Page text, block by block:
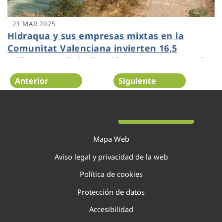
21 MAR 2025
Hidraqua y sus empresas mixtas en la
Comunitat Valenciana invierten 16,5
millones en digitalización y apuestan por la
regeneración del agua para abastecer a
más de 2,5 millones de valencianos
Anterior Siguiente
Mapa Web
Aviso legal y privacidad de la web
Política de cookies
Protección de datos
Accesibilidad